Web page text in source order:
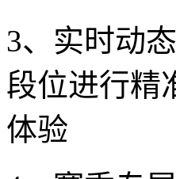
3、实时动
段位进行精
体验